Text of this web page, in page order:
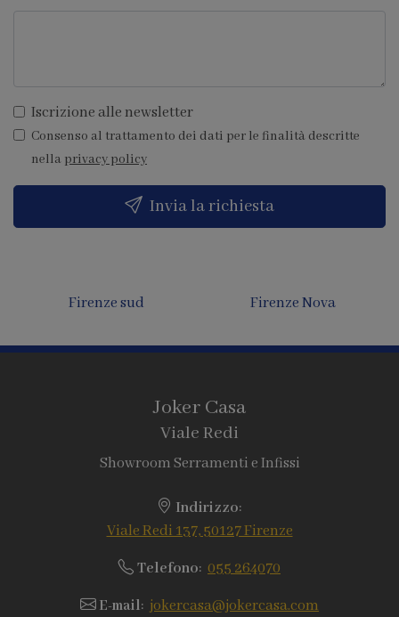
Iscrizione alle newsletter
Consenso al trattamento dei dati per le finalità descritte
nella privacy policy
Invia la richiesta
Firenze sud Firenze Nova
Joker Casa
Viale Redi
Showroom Serramenti e Infissi
Indirizzo:
Viale Redi 137, 50127 Firenze
Telefono: 055 264070
E-mail: jokercasa@jokercasa.com